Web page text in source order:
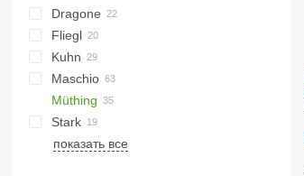
AS
GKR
PARK
Z-series
Sirio
Dragone
VL
VP
SMK
UM
USM
Fliegl
Gemella
333 G
Kuhn
FC
GMD
Tbes
Maschio
Barbi
Birba
Bisonte
Müthing
MU
MU-C
BP
Kangu
SinusCut
5026
FX
H3
MINI-BMS
Stark
MU
показать все